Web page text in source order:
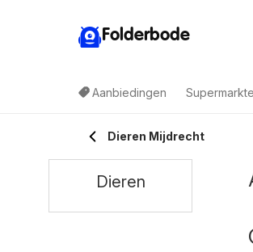
Folderbode
Aanbiedingen
Dieren Mijdrecht
Dieren